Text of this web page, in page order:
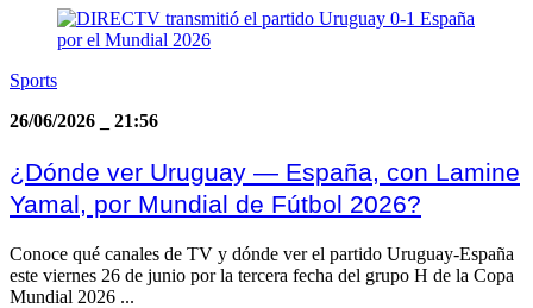
Sports
26/06/2026
21:56
¿Dónde ver Uruguay — España, con Lamine
Yamal, por Mundial de Fútbol 2026?
Conoce qué canales de TV y dónde ver el partido Uruguay-España
este viernes 26 de junio por la tercera fecha del grupo H de la Copa
Mundial 2026 ...